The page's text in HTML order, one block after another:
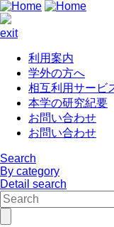
exit
利用案内
学外の方へ
相互利用サービ
本学の研究紀要
お問い合わせ
お問い合わせ
Search
By category
Detail search